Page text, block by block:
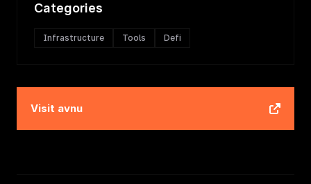
Categories
Infrastructure Tools Defi
Visit avnu